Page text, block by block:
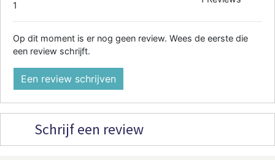
1
Op dit moment is er nog geen review. Wees de eerste die
een review schrijft.
Een review schrijven
Schrijf een review